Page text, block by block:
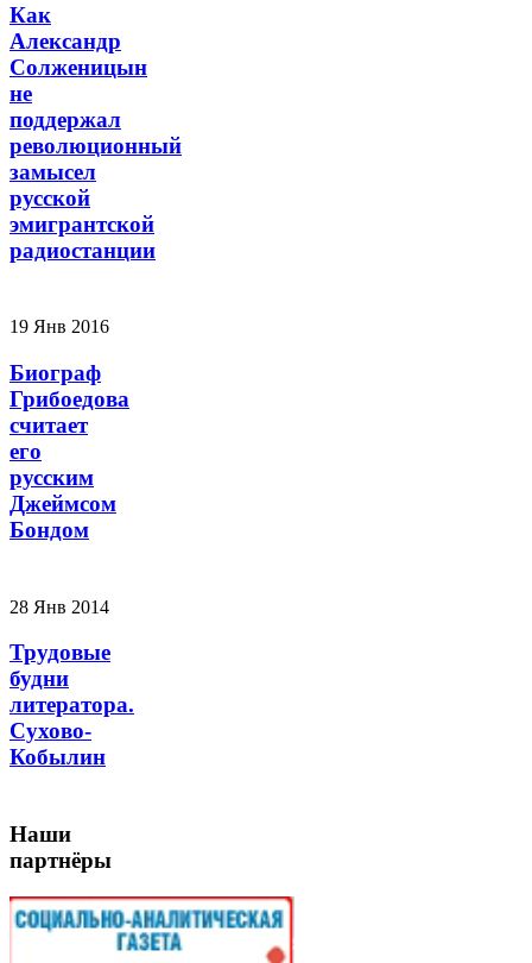
Как
Александр
Солженицын
не
поддержал
революционный
замысел
русской
эмигрантской
радиостанции
19 Янв 2016
Биограф
Грибоедова
считает
его
русским
Джеймсом
Бондом
28 Янв 2014
Трудовые
будни
литератора.
Сухово-
Кобылин
Наши
партнёры